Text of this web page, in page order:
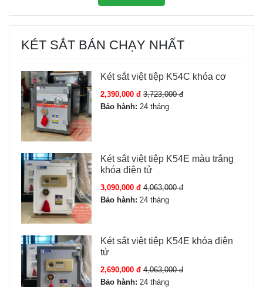
KÉT SẮT BÁN CHẠY NHẤT
Két sắt việt tiệp K54C khóa cơ
2,390,000 đ 3,723,000 đ
Bảo hành: 24 tháng
Két sắt việt tiệp K54E màu trắng
khóa điện tử
3,090,000 đ 4,063,000 đ
Bảo hành: 24 tháng
Két sắt việt tiệp K54E khóa điện
tử
2,690,000 đ 4,063,000 đ
Bảo hành: 24 tháng